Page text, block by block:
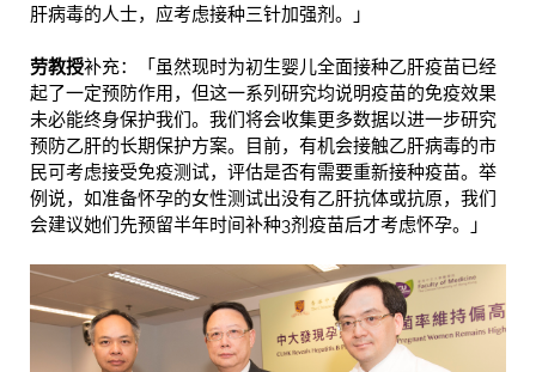
肝病毒的人士，应考虑接种三针加强剂。」
劳教授补充：「虽然现时为初生婴儿全面接种乙肝疫苗已经
起了一定预防作用，但这一系列研究均说明疫苗的免疫效果
未必能终身保护我们。我们将会收集更多数据以进一步研究
预防乙肝的长期保护方案。目前，有机会接触乙肝病毒的市
民可考虑接受免疫测试，评估是否有需要重新接种疫苗。举
例说，如准备怀孕的女性测试出没有乙肝抗体或抗原，我们
会建议她们先预留半年时间补种3剂疫苗后才考虑怀孕。」